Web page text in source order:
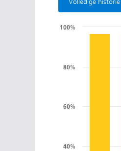
40%
60%
80%
100%